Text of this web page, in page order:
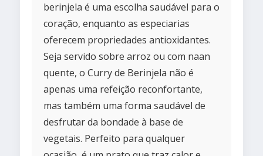
berinjela é uma escolha saudável para o
coração, enquanto as especiarias
oferecem propriedades antioxidantes.
Seja servido sobre arroz ou com naan
quente, o Curry de Berinjela não é
apenas uma refeição reconfortante,
mas também uma forma saudável de
desfrutar da bondade à base de
vegetais. Perfeito para qualquer